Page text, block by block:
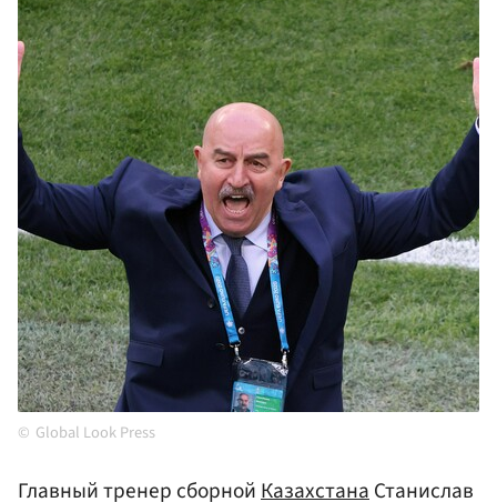
Global Look Press
Главный тренер сборнойКазахстанаСтанислав